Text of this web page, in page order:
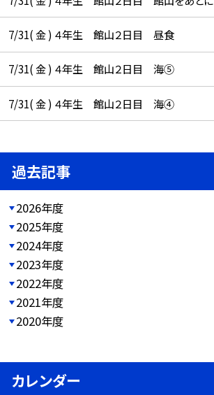
7/31( 金 ) ４年生 館山２日目 昼食
7/31( 金 ) ４年生 館山２日目 海⑤
7/31( 金 ) ４年生 館山２日目 海④
過去記事
2026年度
2025年度
2024年度
2023年度
2022年度
2021年度
2020年度
カレンダー